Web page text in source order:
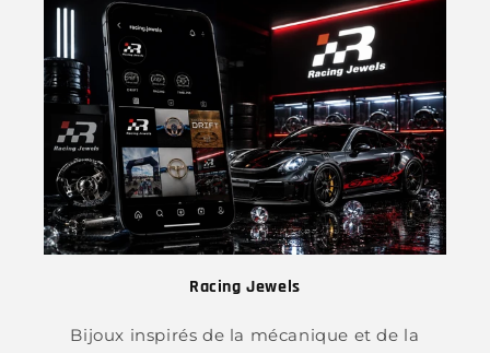
Racing Jewels
Bijoux inspirés de la mécanique et de la